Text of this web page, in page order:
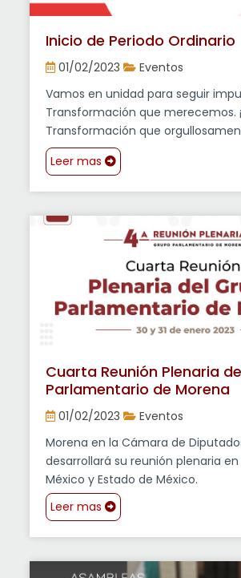
Inicio de Periodo Ordinario
01/02/2023
Eventos
Vamos en unidad para seguir
Transformación que merecemos.
Transformación que
representamos!
Leer mas
Cuarta Reunión Plenaria
Parlamentario de Morena
01/02/2023
Eventos
Morena en la Cámara de
desarrollará su reunión plenaria
México y Estado de México.
Leer mas